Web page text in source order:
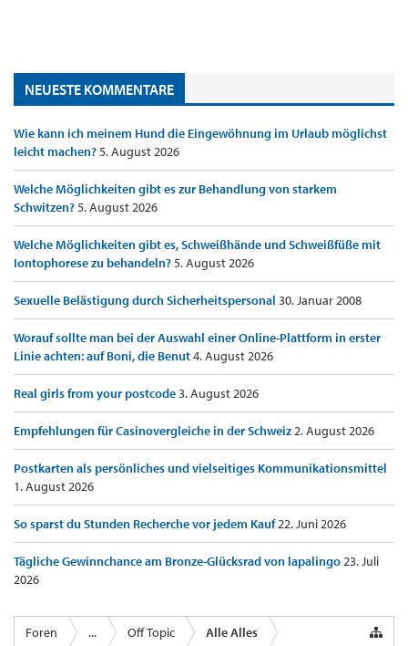
NEUESTE KOMMENTARE
Wie kann ich meinem Hund die Eingewöhnung im Urlaub möglichst
leicht machen?5. August 2026
Welche Möglichkeiten gibt es zur Behandlung von starkem
Schwitzen?5. August 2026
Welche Möglichkeiten gibt es, Schweißhände und Schweißfüße mit
Iontophorese zu behandeln?5. August 2026
Sexuelle Belästigung durch Sicherheitspersonal 30. Januar 2008
Worauf sollte man bei der Auswahl einer Online-Plattform in erster
Linie achten: auf Boni, die Benut4. August 2026
Real girls from your postcode3. August 2026
Empfehlungen für Casinovergleiche in der Schweiz2. August 2026
Postkarten als persönliches und vielseitiges Kommunikationsmittel
1. August 2026
So sparst du Stunden Recherche vor jedem Kauf22. Juni 2026
Tägliche Gewinnchance am Bronze-Glücksrad von lapalingo23. Juli
2026
Foren ... Off Topic Alle Alles